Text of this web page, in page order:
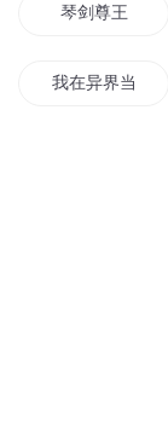
琴剑尊王
我在异界当琴师